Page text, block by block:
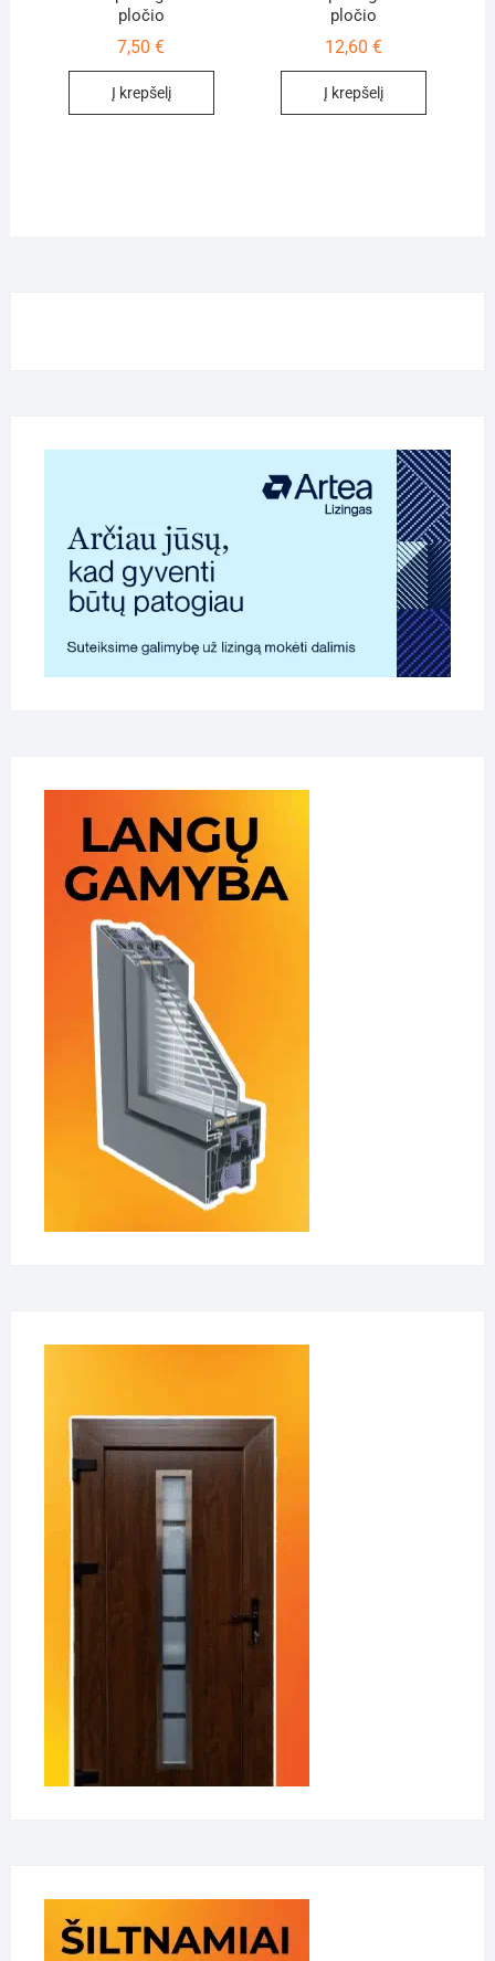
pločio
7,50€
Į krepšelį
pločio
12,60€
Į krepšelį